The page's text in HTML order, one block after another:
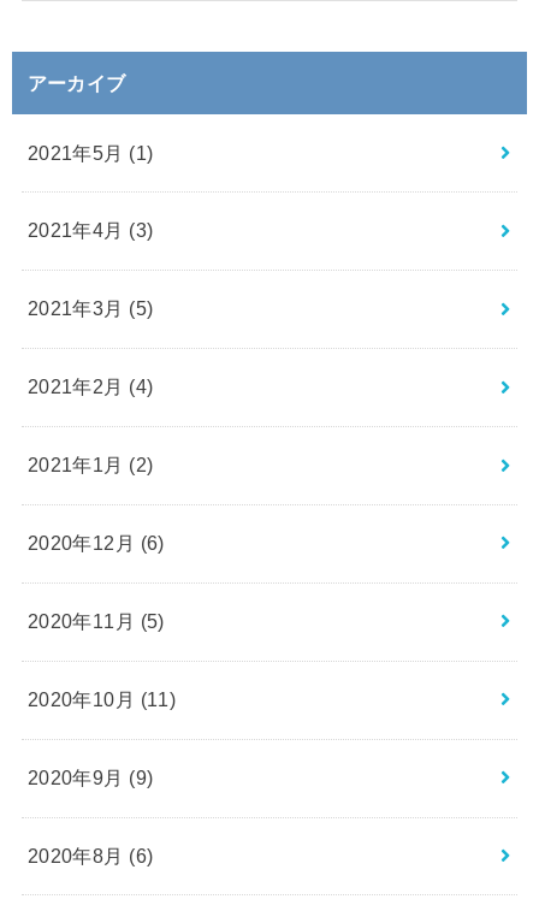
アーカイブ
2021年5月 (1)
2021年4月 (3)
2021年3月 (5)
2021年2月 (4)
2021年1月 (2)
2020年12月 (6)
2020年11月 (5)
2020年10月 (11)
2020年9月 (9)
2020年8月 (6)